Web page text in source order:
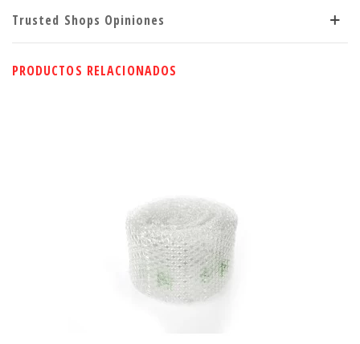
Trusted Shops Opiniones
PRODUCTOS RELACIONADOS